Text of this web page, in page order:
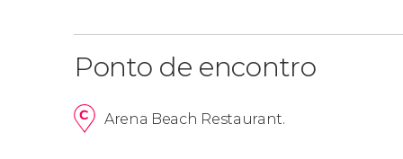
Ponto de encontro
Arena Beach Restaurant.